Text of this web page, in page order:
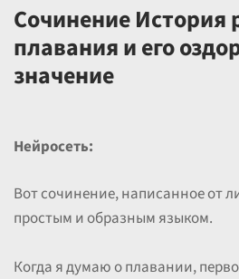
Цены
Сочинение История
плавания и его
значение
Нейросеть:
Вот сочинение, написанное от
простым и образным языком.
Когда я думаю о плавании,